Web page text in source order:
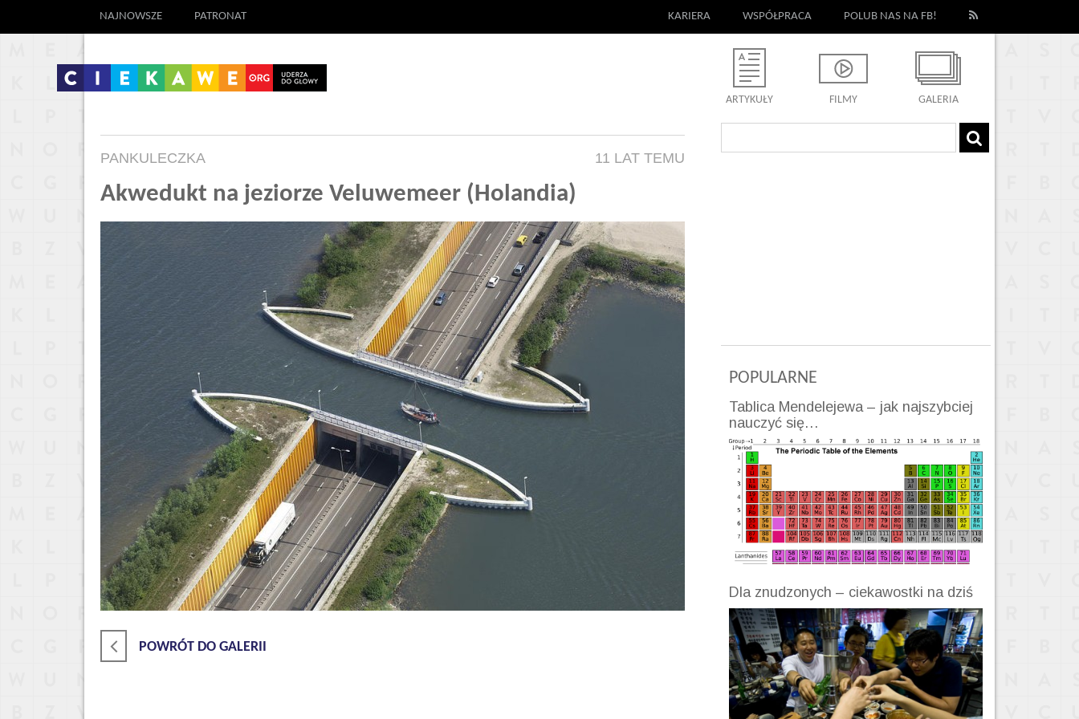
NAJNOWSZE PATRONAT KARIERA WSPÓŁPRACA POLUB NAS NA FB!
ARTYKUŁY FILMY GALERIA
PANKULECZKA 11 LAT TEMU
Akwedukt na jeziorze Veluwemeer (Holandia)
POWRÓT DO GALERII
POPULARNE
Tablica Mendelejewa – jak najszybciej
nauczyć się…
Dla znudzonych – ciekawostki na dziś